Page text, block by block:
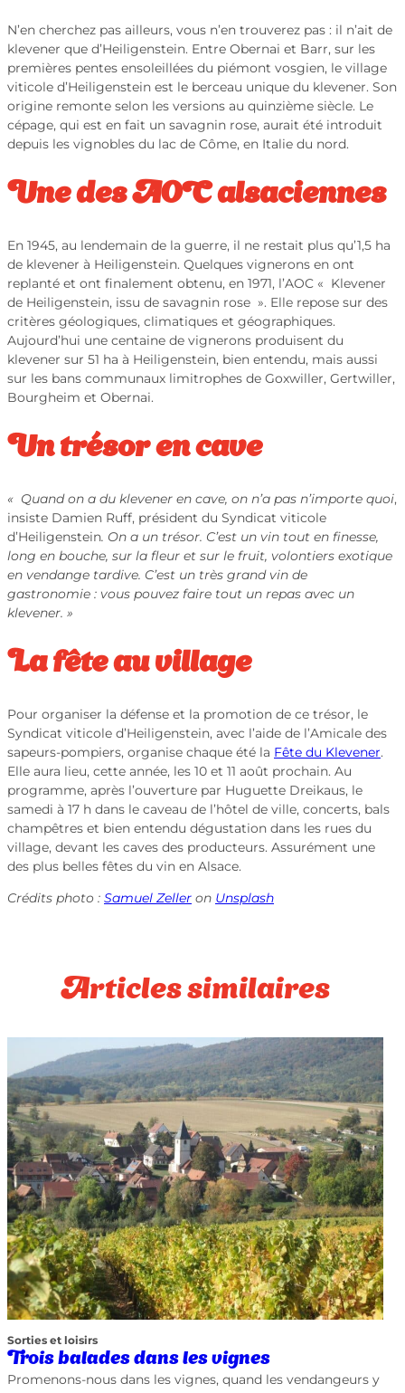
N’en cherchez pas ailleurs, vous n’en trouverez pas : il n’ait de
klevener que d’Heiligenstein. Entre Obernai et Barr, sur les
premières pentes ensoleillées du piémont vosgien, le village
viticole d’Heiligenstein est le berceau unique du klevener. Son
origine remonte selon les versions au quinzième siècle. Le
cépage, qui est en fait un savagnin rose, aurait été introduit
depuis les vignobles du lac de Côme, en Italie du nord.
Une des AOC alsaciennes
En 1945, au lendemain de la guerre, il ne restait plus qu’1,5 ha
de klevener à Heiligenstein. Quelques vignerons en ont
replanté et ont finalement obtenu, en 1971, l’AOC « Klevener
de Heiligenstein, issu de savagnin rose ». Elle repose sur des
critères géologiques, climatiques et géographiques.
Aujourd’hui une centaine de vignerons produisent du
klevener sur 51 ha à Heiligenstein, bien entendu, mais aussi
sur les bans communaux limitrophes de Goxwiller, Gertwiller,
Bourgheim et Obernai.
Un trésor en cave
« Quand on a du klevener en cave, on n’a pas n’importe quoi,
insiste Damien Ruff, président du Syndicat viticole
d’Heiligenstein. On a un trésor. C’est un vin tout en finesse,
long en bouche, sur la fleur et sur le fruit, volontiers exotique
en vendange tardive. C’est un très grand vin de
gastronomie : vous pouvez faire tout un repas avec un
klevener. »
La fête au village
Pour organiser la défense et la promotion de ce trésor, le
Syndicat viticole d’Heiligenstein, avec l’aide de l’Amicale des
sapeurs-pompiers, organise chaque été la Fête du Klevener.
Elle aura lieu, cette année, les 10 et 11 août prochain. Au
programme, après l’ouverture par Huguette Dreikaus, le
samedi à 17 h dans le caveau de l’hôtel de ville, concerts, bals
champêtres et bien entendu dégustation dans les rues du
village, devant les caves des producteurs. Assurément une
des plus belles fêtes du vin en Alsace.
Crédits photo : Samuel Zeller on Unsplash
Articles similaires
Sorties et loisirs
Trois balades dans les vignes
Promenons-nous dans les vignes, quand les vendangeurs y